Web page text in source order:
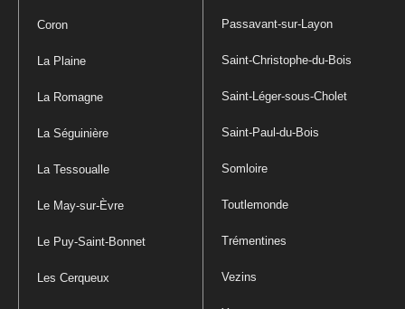
Coron
La Plaine
La Romagne
La Séguinière
La Tessoualle
Le May-sur-Èvre
Le Puy-Saint-Bonnet
Les Cerqueux
Passavant-sur-Layon
Saint-Christophe-du-Bois
Saint-Léger-sous-Cholet
Saint-Paul-du-Bois
Somloire
Toutlemonde
Trémentines
Vezins